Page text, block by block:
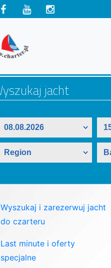
Wyszukaj i zarezerwuj jacht
do czarteru
Last minute i oferty
specjalne